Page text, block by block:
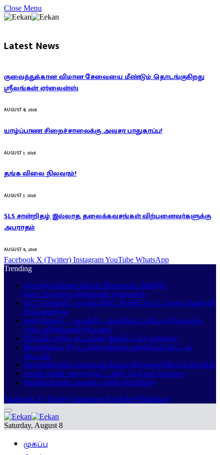
Close Menu
Latest News
குவைத்துக்கான விமான சேவையை மீண்டும் தொடங்குகிறது
ஸ்ரீலங்கன் ஏர்லைன்ஸ்
AUGUST 8, 2026
யாழ்ப்பாண சிறைச்சாலைக்கு அவசர பாதுகாப்பு!
AUGUST 7, 2026
தங்க விலை நிலவரம்!
AUGUST 7, 2026
SLS சான்றிதழ் இல்லாத தலைக்கவசங்கள் விற்பனைவர்களுக்கு
அபராதம்
AUGUST 6, 2026
Facebook X (Twitter) InstagramYouTube WhatsApp
Trending
குவைத்துக்கான விமான சேவையை மீண்டும்
தொடங்குகிறது ஸ்ரீலங்கன் ஏர்லைன்ஸ்
GCT செயிண்ட் லூயிஸ் ரேபிட் & பிளிட்ஸ் பட்டத்தை வென்றார்
பிரக்ஞானந்தா
ஐவரி கோஸ்ட் – துருக்கி – செக்கியா ஆகிய நாடுகளுக்கு
புதிய பயிற்சியாளர் நியமனம்
ரி20 யில் அதிக ஓட்டங்கள் ஜோஸ் பட்லர் சாதனை
இளஞ்சிவப்பு நிற பூட்ஸ்களுக்காக மன்னிப்புக் கேட்டது
அடிடாஸ்
கிளாஸ்கோவில் காணாமல் போன வீரர்களைத்தேடும் பொலிஸ்
உகண்டாவின் உதைபந்தாட்ட வீரர் அடித்துக் கொலை
நிலவில் மோதிய எலான் மாஸ்க் ரொக்கெற்
Facebook X (Twitter) InstagramYouTube WhatsApp
Saturday, August 8
முகப்பு